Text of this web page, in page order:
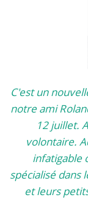
C'est un
notre ami
12 juillet.
volontaire.
infatigable
spécialisé dans
et leurs